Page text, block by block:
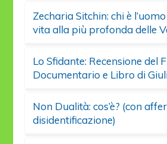
Zecharia Sitchin: chi è
vita alla più profonda delle
Lo Sfidante: Recensione del
Documentario e Libro di
Non Dualità: cos’è? (con
disidentificazione)